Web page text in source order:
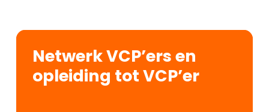
Netwerk VCP’ers en
opleiding tot VCP’er